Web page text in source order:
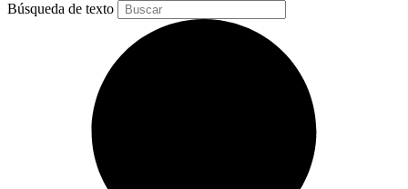
Búsqueda de texto